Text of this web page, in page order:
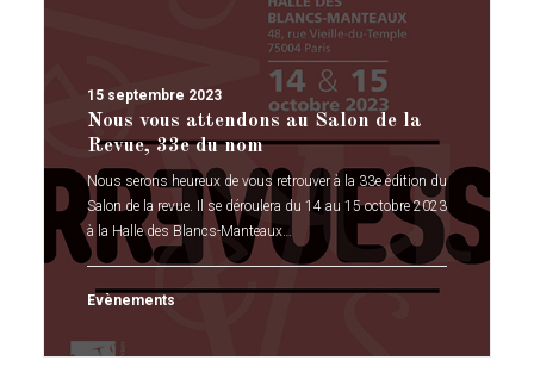
15 septembre 2023
Nous vous attendons au Salon de la
Revue, 33e du nom
Nous serons heureux de vous retrouver à la 33e édition du
Salon de la revue. Il se déroulera du 14 au 15 octobre 2023
à la Halle des Blancs-Manteaux…
Evènements